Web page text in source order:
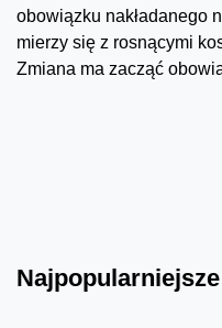
obowiązku nakładanego
mierzy się z rosnącymi
Zmiana ma zacząć
Najpopularniejsze